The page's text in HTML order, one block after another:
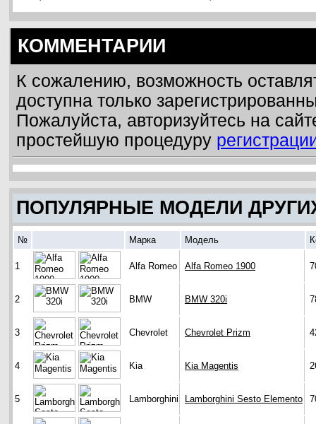
КОММЕНТАРИИ
К сожалению, возможность
доступна только
Пожалуйста, авторизуйтесь на
простейшую процедуру
ПОПУЛЯРНЫЕ МОДЕЛИ
№ Марка Модель
1 Alfa Romeo Alfa Romeo 1900
2 BMW BMW 320i
3 Chevrolet Chevrolet Prizm
4 Kia Kia Magentis
5 Lamborghini Lamborghini Sesto Elemento